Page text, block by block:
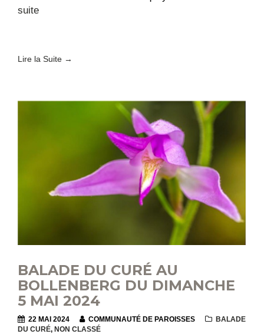
suite:
Lire la Suite →
BALADE DU CURÉ AU
BOLLENBERG DU DIMANCHE
5 MAI 2024
22 MAI 2024 COMMUNAUTÉ DE PAROISSES
BALADE
DU CURÉ, NON CLASSÉ